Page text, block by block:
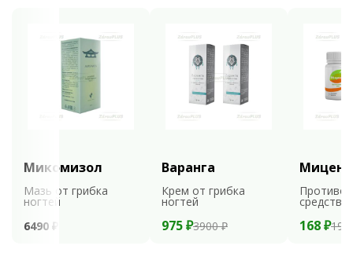
Микомизол
Мазь от грибка
ногтей
6490 ₽
Варанга
Крем от грибка
ногтей
975 ₽3900 ₽
средство
168 ₽